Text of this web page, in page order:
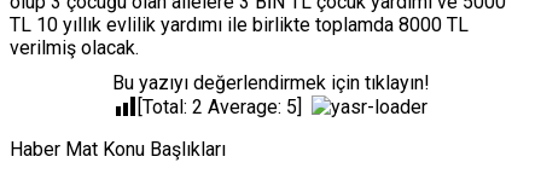
TL 10 yıllık evlilik yardımı ile birlikte toplamda 8000 TL
verilmiş olacak.
Bu yazıyı değerlendirmek için tıklayın!
[Total: 2 Average: 5
Haber Mat Konu Başlıkları